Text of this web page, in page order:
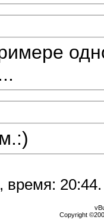
время: 20:44.
Copyright